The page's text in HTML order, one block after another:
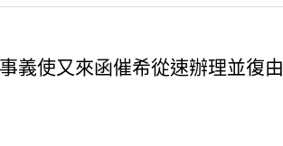
義使又來函催希從速辦理並復由